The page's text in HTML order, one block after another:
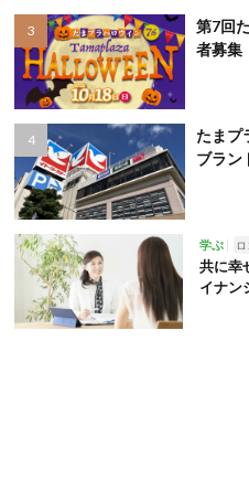
第7回
者募集
たまプ
ブラン
学ぶ
共に幸
イナン